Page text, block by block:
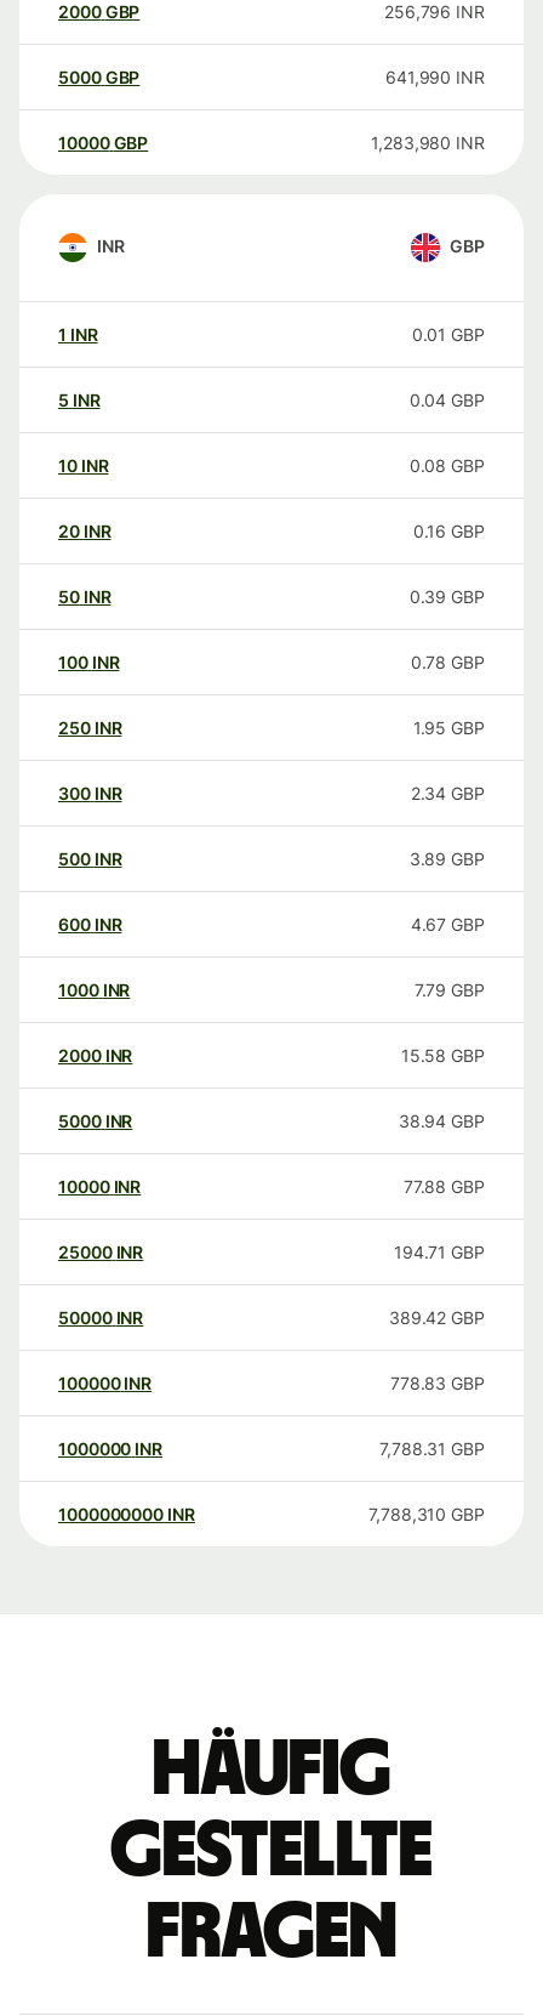
2000GBP 256,796 INR
5000GBP 641,990 INR
10000 GBP 1,283,980 INR
INR GBP
1 INR 0.01 GBP
5 INR 0.04 GBP
10 INR 0.08 GBP
20 INR 0.16 GBP
50 INR 0.39 GBP
100 INR 0.78 GBP
250 INR 1.95 GBP
300 INR 2.34 GBP
500 INR 3.89 GBP
600 INR 4.67 GBP
1000 INR 7.79 GBP
2000 INR 15.58 GBP
5000 INR 38.94 GBP
10000 INR 77.88 GBP
25000 INR 194.71 GBP
50000 INR 389.42 GBP
100000 INR 778.83 GBP
1000000 INR 7,788.31 GBP
1000000000 INR 7,788,310 GBP
Häufig
gestellte
Fragen